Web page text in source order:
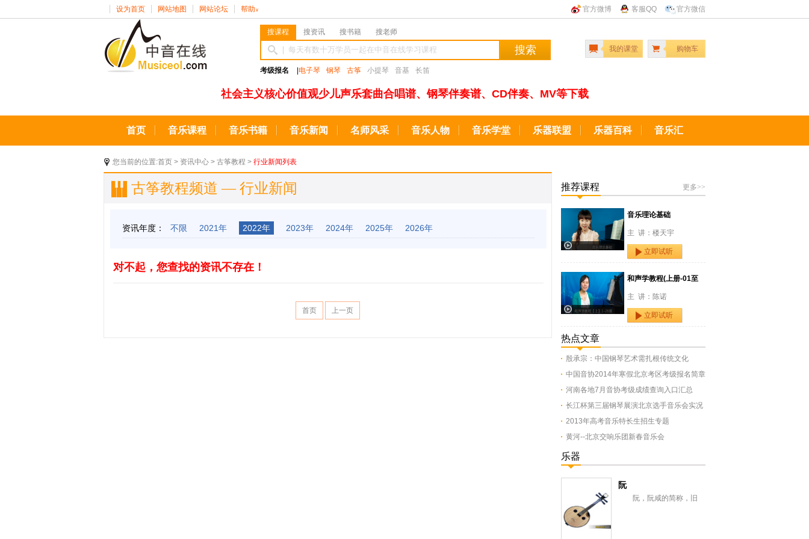
官方微博 客服QQ 官方微信
设为首页 网站地图 网站论坛 帮助 ∨
搜课程 搜资讯 搜书籍 搜老师
搜索
考级报名 电子琴 钢琴 古筝 小提琴 音基 长笛
我的课堂 购物车
社会主义核心价值观少儿声乐套曲合唱谱、钢琴伴奏谱、CD伴奏、MV等下载
首页 音乐课程 音乐书籍 音乐新闻 名师风采 音乐人物 音乐学堂 乐器联盟 乐器百科 音乐汇
您当前的位置:首页 > 资讯中心 > 古筝教程 > 行业新闻列表
古筝教程频道 — 行业新闻
资讯年度： 不限 2021年 2022年 2023年 2024年 2025年 2026年
对不起，您查找的资讯不存在！
首页 上一页
更多>>
推荐课程
音乐理论基础
主 讲：楼天宇
立即试听
和声学教程(上册-01至
主 讲：陈诺
立即试听
热点文章
殷承宗：中国钢琴艺术需扎根传统文化
中国音协2014年寒假北京考区考级报名简章
河南各地7月音协考级成绩查询入口汇总
长江杯第三届钢琴展演北京选手音乐会实况
2013年高考音乐特长生招生专题
黄河--北京交响乐团新春音乐会
乐器
阮
阮，阮咸的简称，旧